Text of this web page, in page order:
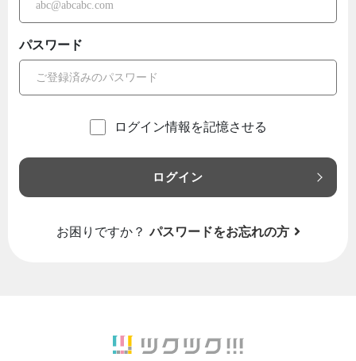
パスワード
ログイン情報を記憶させる
ログイン
お困りですか？ パスワードをお忘れの方